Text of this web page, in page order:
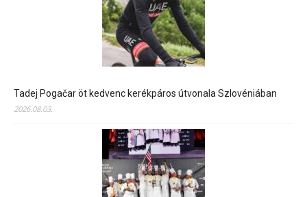
Tadej Pogačar öt kedvenc kerékpáros útvonala Szlovéniában
2026.08.03.